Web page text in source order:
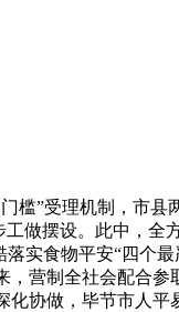
”受理机制，市县
做摆设。此中，全
实食物平安“四个
营制全社会配合
协做，毕节市人平